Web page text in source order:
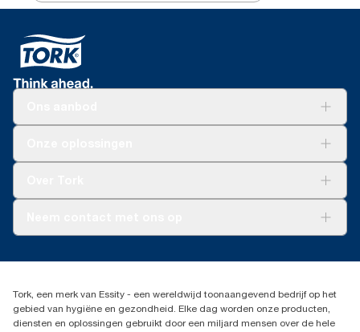
Dispenserklacht
02 766 05 30
Essity Belgium NV
Berkenlaan 8B
1831 MACHELEN
Tork, een merk van Essity - een wereldwijd toonaangevend bedrijf op het
gebied van hygiëne en gezondheid. Elke dag worden onze producten,
diensten en oplossingen gebruikt door een miljard mensen over de hele